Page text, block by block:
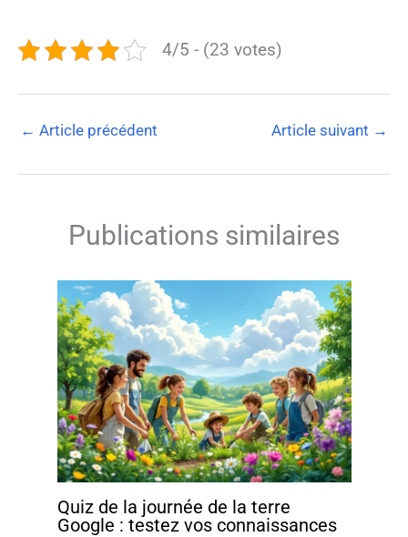
4/5 - (23 votes)
← Article précédent Article suivant →
Publications similaires
Quiz de la journée de la terre
Google : testez vos connaissances